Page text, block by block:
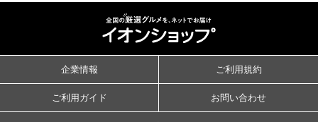
企業情報 ご利用規約
ご利用ガイド お問い合わせ